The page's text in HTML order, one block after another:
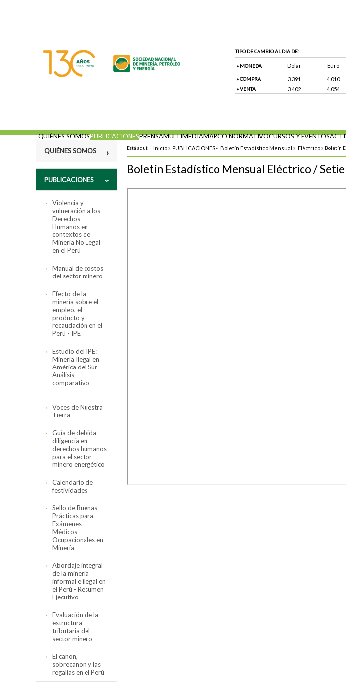
TIPO DE CAMBIO AL DIA DE:
» MONEDA Dólar Euro
» COMPRA 3.391 4.010
» VENTA 3.402 4.054
QUIÉNES SOMOSPUBLICACIONESPRENSAMULTIMEDIAMARCO NORMATIVOCURSOS Y EVENTOS
QUIÉNES SOMOS
Fines
Estatutos
Código de
Conducta
de Conducta
Conducta de la
SNMPE y
Contexto
Internacional
Encuesta de
Directorio
Organigrama
Personal SNMPE
Minería
Hidrocarburos
Servicios
Cómo asociarse
Comités
Estructura de
comités
Sectorial Minero
Sectorial de
Hidrocarburos
Sectorial
Nuestros Servicios
PUBLICACIONES
Violencia y
vulneración a los
Derechos
Humanos en
contextos de
Minería No Legal
en el Perú
Manual de costos
del sector minero
Efecto de la
minería sobre el
empleo, el
producto y
recaudación en el
Perú - IPE
Estudio del IPE:
Minería Ilegal en
América del Sur -
Análisis
comparativo
Estudio completo
resumen
Voces de Nuestra
Tierra
Guía de debida
diligencia en
derechos humanos
para el sector
minero energético
Calendario de
festividades
Sello de Buenas
Prácticas para
Exámenes
Médicos
Ocupacionales en
Minería
Abordaje integral
de la minería
informal e ilegal en
el Perú - Resumen
Ejecutivo
Evaluación de la
estructura
tributaria del
sector minero
El canon,
sobrecanon y las
regalías en el Perú
Está aquí: Inicio» PUBLICACIONES» Boletín Estadístico Mensual » Eléctrico» Boletín
Boletín Estadístico Mensual Eléctrico /